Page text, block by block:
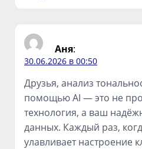
Аня:
30.06.2026 в 00:50
Друзья, анализ
помощью AI — это не
технология, а ваш
данных. Каждый раз,
улавливает настроение